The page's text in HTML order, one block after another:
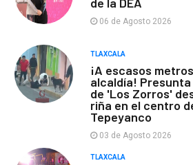
06 de Agosto 2026
TLAXCALA
¡A escasos
alcaldía! Presunta
de 'Los Zorros'
riña en el centro
Tepeyanco
03 de Agosto 2026
TLAXCALA